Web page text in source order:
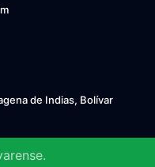
de Indias, Bolívar